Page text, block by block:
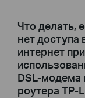
Что делать,
нет доступа
интернет при
DSL-модема
роутера TP-